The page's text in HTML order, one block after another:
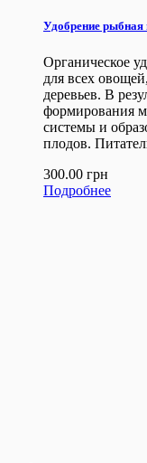
Удобрение
Органическое
для всех
деревьев. В
формирования
системы и
плодов.
300.00 грн
Подробнее